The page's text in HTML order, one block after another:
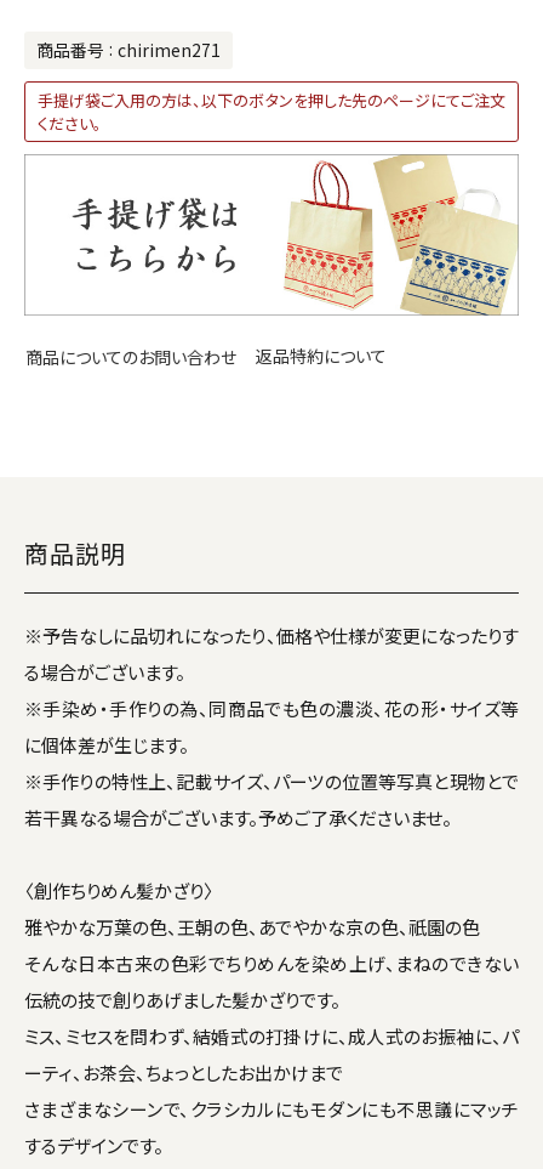
商品番号 chirimen271
手提げ袋ご入用の方は、以下のボタンを押した先のページにてご注文
ください。
商品についてのお問い合わせ 返品特約について
商品説明
※予告なしに品切れになったり、価格や仕様が変更になったりす
る場合がございます。
※手染め・手作りの為、同商品でも色の濃淡、花の形・サイズ等
に個体差が生じます。
※手作りの特性上、記載サイズ、パーツの位置等写真と現物とで
若干異なる場合がございます。予めご了承くださいませ。
〈創作ちりめん髪かざり〉
雅やかな万葉の色、王朝の色、あでやかな京の色、祇園の色
そんな日本古来の色彩でちりめんを染め上げ、まねのできない
伝統の技で創りあげました髪かざりです。
ミス、ミセスを問わず、結婚式の打掛けに、成人式のお振袖に、パ
ーティ、お茶会、ちょっとしたお出かけまで
さまざまなシーンで、クラシカルにもモダンにも不思議にマッチ
するデザインです。